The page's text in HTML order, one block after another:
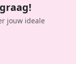
jouw ideale